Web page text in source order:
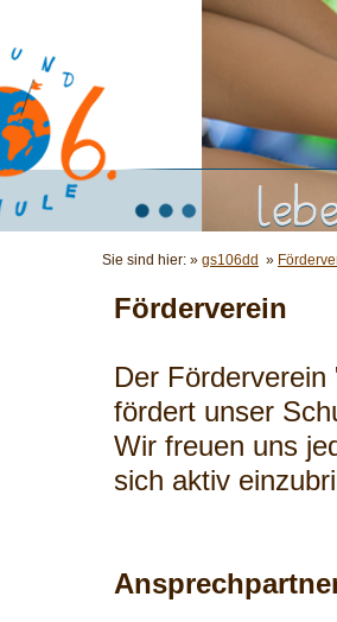
Sie sind hier: » gs106dd »
Förderverein
Der
fördert unser
Wir freuen uns
sich aktiv